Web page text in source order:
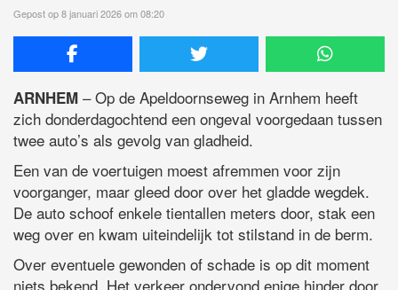
Gepost op 8 januari 2026 om 08:20
ARNHEM – Op de Apeldoornseweg in Arnhem heeft
zich donderdagochtend een ongeval voorgedaan tussen
twee auto’s als gevolg van gladheid.
Een van de voertuigen moest afremmen voor zijn
voorganger, maar gleed door over het gladde wegdek.
De auto schoof enkele tientallen meters door, stak een
weg over en kwam uiteindelijk tot stilstand in de berm.
Over eventuele gewonden of schade is op dit moment
niets bekend. Het verkeer ondervond enige hinder door